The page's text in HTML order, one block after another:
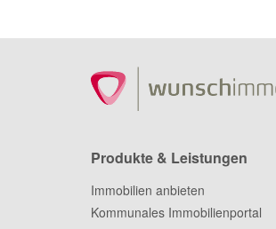
Produkte & Leistungen
Immobilien anbieten
Kommunales Immobilienportal